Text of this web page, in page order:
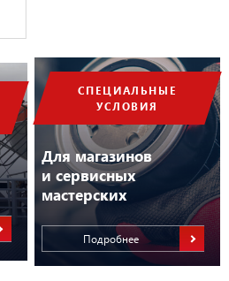
СПЕЦИАЛЬНЫЕ
УСЛОВИЯ
Для магазинов
и сервисных
мастерских
Подробнее